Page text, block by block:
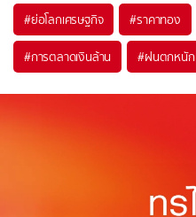
#ย่อโลกเศรษฐกิจ #ราคาทอง
#การตลาดเงินล้าน #ฝนตกหนัก